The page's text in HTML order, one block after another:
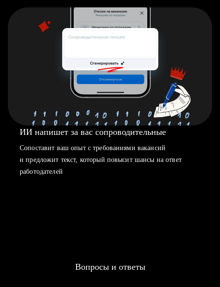
ИИ напишет за вас сопроводительные
Сопоставит ваш опыт с требованиями вакансий
и предложит текст, который повысит шансы на ответ
работодателей
Вопросы и ответы